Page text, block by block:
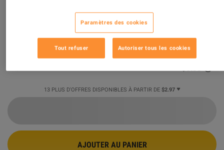
OFFRE PROMUE
des évaluations 3420407 sont excellentes
$3.41 -59%
13 PLUS D'OFFRES DISPONIBLES À PARTIR DE $2.97
AJOUTER AU PANIER
Paramètres des cookies
Tout refuser Autoriser tous les cookies